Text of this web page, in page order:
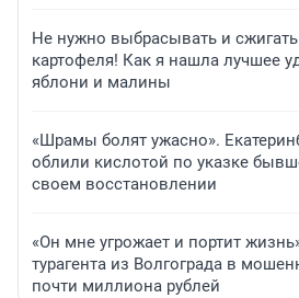
Не нужно выбрасывать и
картофеля! Как я нашла лучшее
яблони и малины
«Шрамы болят ужасно».
облили кислотой по указке
своем восстановлении
«Он мне угрожает и портит
турагента из Волгограда в
почти миллиона рублей